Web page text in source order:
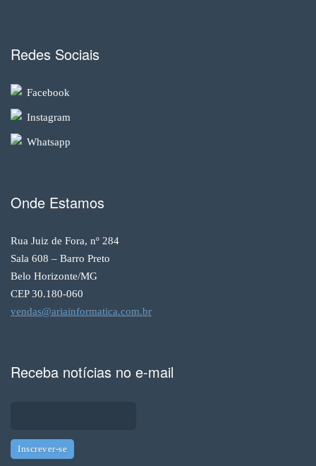
Redes Sociais
Facebook
Instagram
Whatsapp
Onde Estamos
Rua Juiz de Fora, nº 284
Sala 608 – Barro Preto
Belo Horizonte/MG
CEP 30.180-060
vendas@ariainformatica.com.br
Receba notícias no e-mail